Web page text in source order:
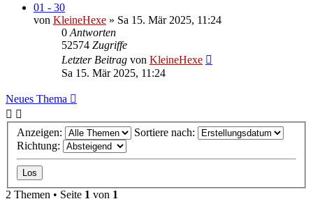
01 - 30
von KleineHexe » Sa 15. Mär 2025, 11:24
0 Antworten
52574 Zugriffe
Letzter Beitrag von KleineHexe
Sa 15. Mär 2025, 11:24
Neues Thema
Anzeigen:
Sortiere nach:
Richtung:
2 Themen • Seite 1 von 1